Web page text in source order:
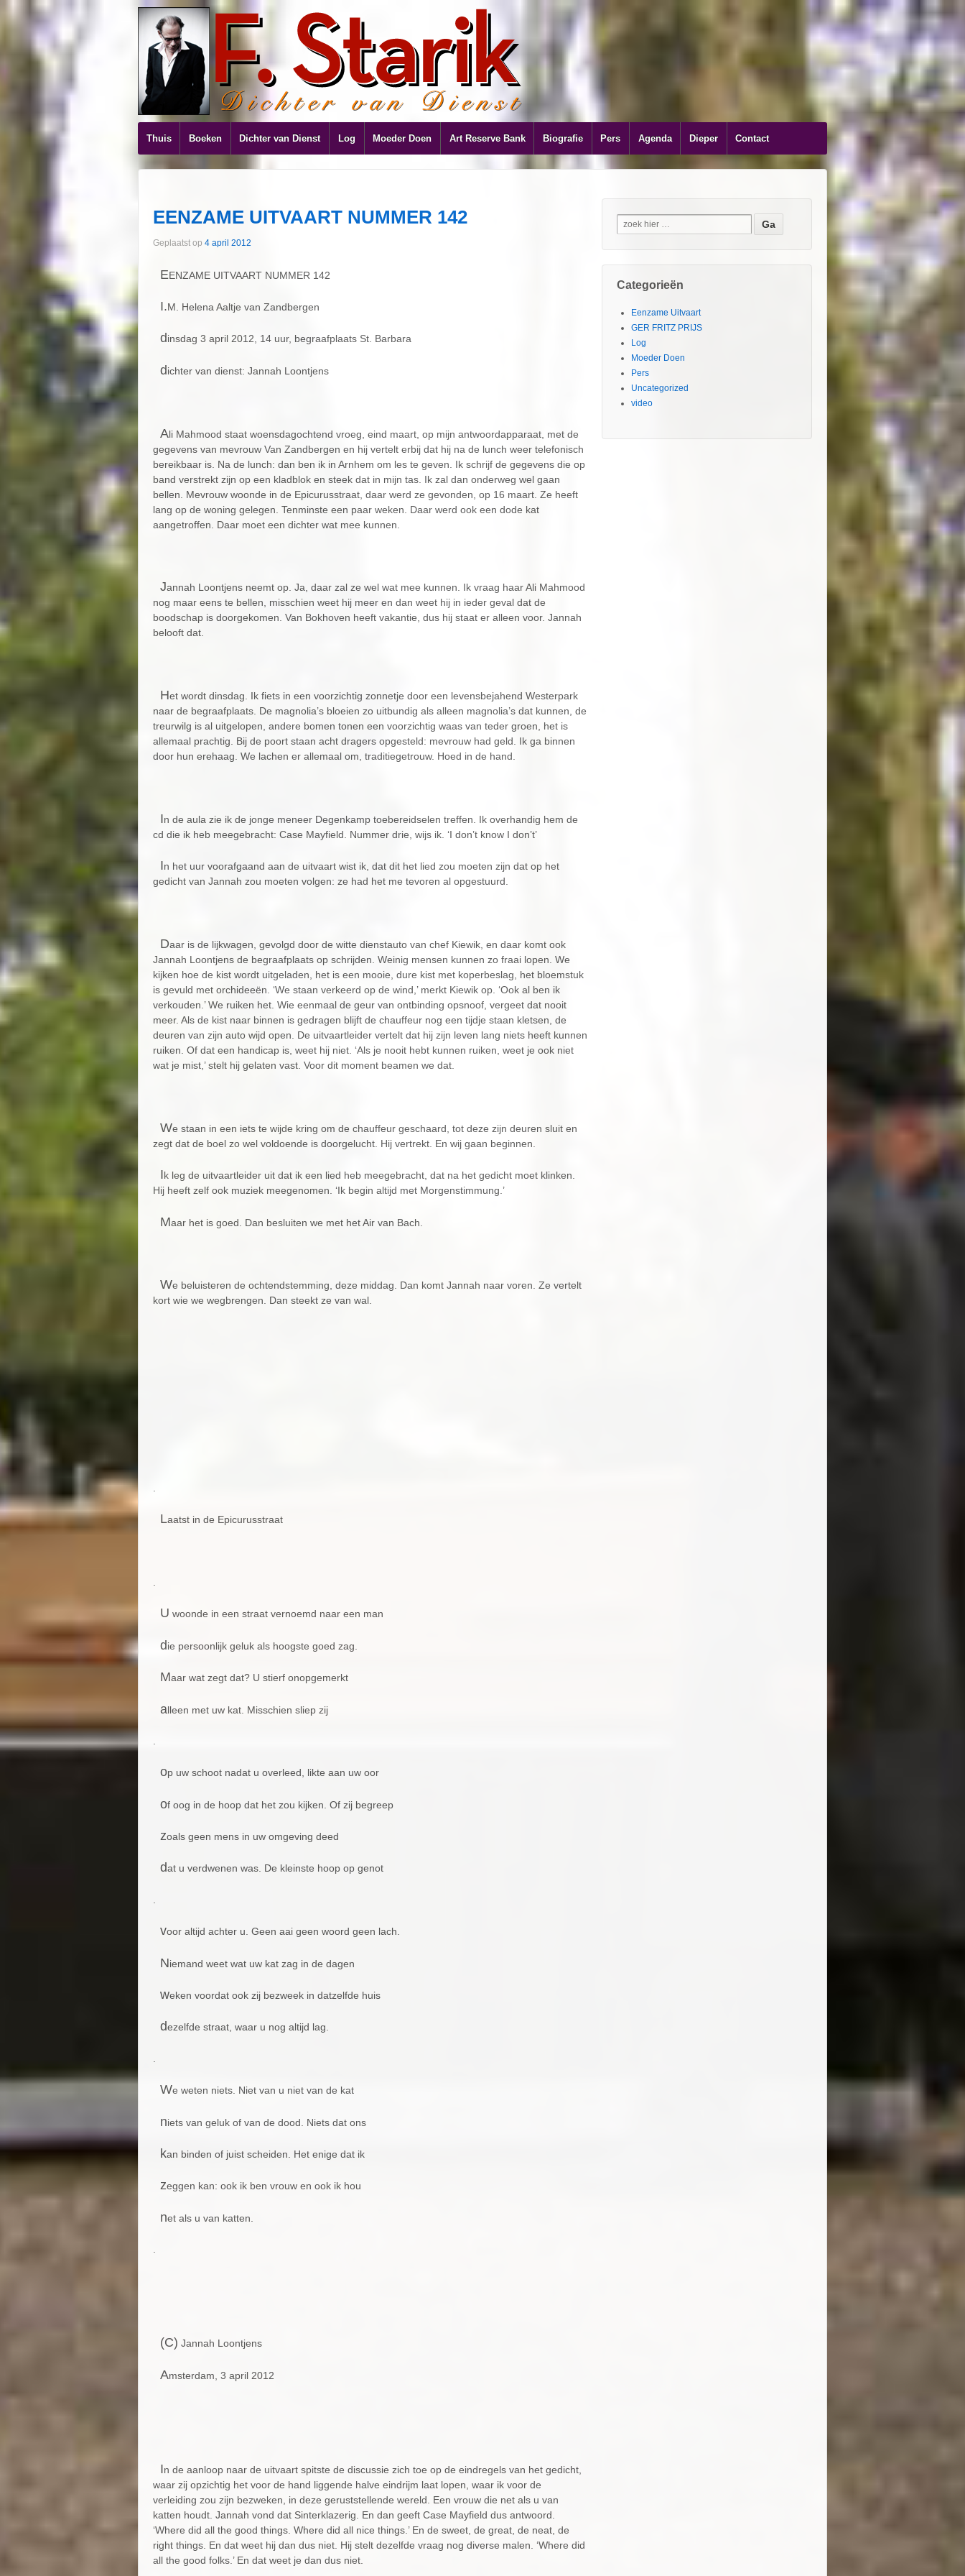
Thuis Boeken Dichter van Dienst Log Moeder Doen Art Reserve Bank Biografie Pers Agenda Dieper Contact
EENZAME UITVAART NUMMER 142
Geplaatst op 4 april 2012
EENZAME UITVAART NUMMER 142
I.M. Helena Aaltje van Zandbergen
dinsdag 3 april 2012, 14 uur, begraafplaats St. Barbara
dichter van dienst: Jannah Loontjens
Ali Mahmood staat woensdagochtend vroeg, eind maart, op mijn antwoordapparaat, met de
gegevens van mevrouw Van Zandbergen en hij vertelt erbij dat hij na de lunch weer telefonisch
bereikbaar is. Na de lunch: dan ben ik in Arnhem om les te geven. Ik schrijf de gegevens die op
band verstrekt zijn op een kladblok en steek dat in mijn tas. Ik zal dan onderweg wel gaan
bellen. Mevrouw woonde in de Epicurusstraat, daar werd ze gevonden, op 16 maart. Ze heeft
lang op de woning gelegen. Tenminste een paar weken. Daar werd ook een dode kat
aangetroffen. Daar moet een dichter wat mee kunnen.
Jannah Loontjens neemt op. Ja, daar zal ze wel wat mee kunnen. Ik vraag haar Ali Mahmood
nog maar eens te bellen, misschien weet hij meer en dan weet hij in ieder geval dat de
boodschap is doorgekomen. Van Bokhoven heeft vakantie, dus hij staat er alleen voor. Jannah
belooft dat.
Het wordt dinsdag. Ik fiets in een voorzichtig zonnetje door een levensbejahend Westerpark
naar de begraafplaats. De magnolia’s bloeien zo uitbundig als alleen magnolia’s dat kunnen, de
treurwilg is al uitgelopen, andere bomen tonen een voorzichtig waas van teder groen, het is
allemaal prachtig. Bij de poort staan acht dragers opgesteld: mevrouw had geld. Ik ga binnen
door hun erehaag. We lachen er allemaal om, traditiegetrouw. Hoed in de hand.
In de aula zie ik de jonge meneer Degenkamp toebereidselen treffen. Ik overhandig hem de
cd die ik heb meegebracht: Case Mayfield. Nummer drie, wijs ik. ‘I don’t know I don’t’
In het uur voorafgaand aan de uitvaart wist ik, dat dit het lied zou moeten zijn dat op het
gedicht van Jannah zou moeten volgen: ze had het me tevoren al opgestuurd.
Daar is de lijkwagen, gevolgd door de witte dienstauto van chef Kiewik, en daar komt ook
Jannah Loontjens de begraafplaats op schrijden. Weinig mensen kunnen zo fraai lopen. We
kijken hoe de kist wordt uitgeladen, het is een mooie, dure kist met koperbeslag, het bloemstuk
is gevuld met orchideeën. ‘We staan verkeerd op de wind,’ merkt Kiewik op. ‘Ook al ben ik
verkouden.’ We ruiken het. Wie eenmaal de geur van ontbinding opsnoof, vergeet dat nooit
meer. Als de kist naar binnen is gedragen blijft de chauffeur nog een tijdje staan kletsen, de
deuren van zijn auto wijd open. De uitvaartleider vertelt dat hij zijn leven lang niets heeft kunnen
ruiken. Of dat een handicap is, weet hij niet. ‘Als je nooit hebt kunnen ruiken, weet je ook niet
wat je mist,’ stelt hij gelaten vast. Voor dit moment beamen we dat.
We staan in een iets te wijde kring om de chauffeur geschaard, tot deze zijn deuren sluit en
zegt dat de boel zo wel voldoende is doorgelucht. Hij vertrekt. En wij gaan beginnen.
Ik leg de uitvaartleider uit dat ik een lied heb meegebracht, dat na het gedicht moet klinken.
Hij heeft zelf ook muziek meegenomen. ‘Ik begin altijd met Morgenstimmung.’
Maar het is goed. Dan besluiten we met het Air van Bach.
We beluisteren de ochtendstemming, deze middag. Dan komt Jannah naar voren. Ze vertelt
kort wie we wegbrengen. Dan steekt ze van wal.
Laatst in de Epicurusstraat
U woonde in een straat vernoemd naar een man
die persoonlijk geluk als hoogste goed zag.
Maar wat zegt dat? U stierf onopgemerkt
alleen met uw kat. Misschien sliep zij
op uw schoot nadat u overleed, likte aan uw oor
of oog in de hoop dat het zou kijken. Of zij begreep
zoals geen mens in uw omgeving deed
dat u verdwenen was. De kleinste hoop op genot
voor altijd achter u. Geen aai geen woord geen lach.
Niemand weet wat uw kat zag in de dagen
weken voordat ook zij bezweek in datzelfde huis
dezelfde straat, waar u nog altijd lag.
We weten niets. Niet van u niet van de kat
niets van geluk of van de dood. Niets dat ons
kan binden of juist scheiden. Het enige dat ik
zeggen kan: ook ik ben vrouw en ook ik hou
net als u van katten.
(C) Jannah Loontjens
Amsterdam, 3 april 2012
In de aanloop naar de uitvaart spitste de discussie zich toe op de eindregels van het gedicht,
waar zij opzichtig het voor de hand liggende halve eindrijm laat lopen, waar ik voor de
verleiding zou zijn bezweken, in deze geruststellende wereld. Een vrouw die net als u van
katten houdt. Jannah vond dat Sinterklazerig. En dan geeft Case Mayfield dus antwoord.
‘Where did all the good things. Where did all nice things.’ En de sweet, de great, de neat, de
right things. En dat weet hij dan dus niet. Hij stelt dezelfde vraag nog diverse malen. ‘Where did
all the good folks.’ En dat weet je dan dus niet.
Categorieën
Eenzame Uitvaart
GER FRITZ PRIJS
Log
Moeder Doen
Pers
Uncategorized
video